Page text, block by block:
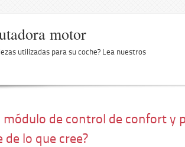
motor
utilizadas para su coche? Lea nuestros
módulo de control de confort y
lo que cree?